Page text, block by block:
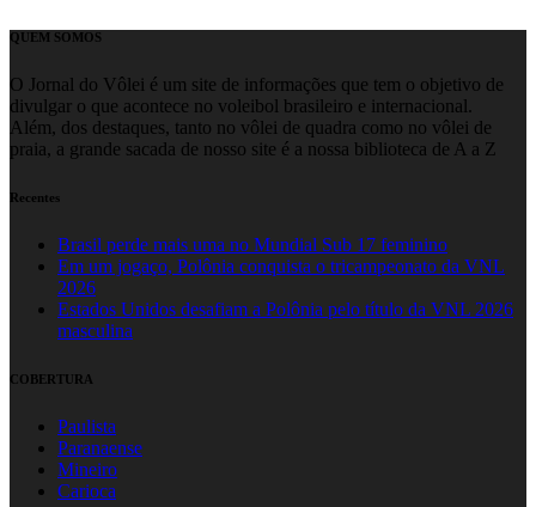
QUEM SOMOS
O Jornal do Vôlei é um site de informações que tem o objetivo de
divulgar o que acontece no voleibol brasileiro e internacional.
Além, dos destaques, tanto no vôlei de quadra como no vôlei de
praia, a grande sacada de nosso site é a nossa biblioteca de A a Z
Recentes
Brasil perde mais uma no Mundial Sub 17 feminino
Em um jogaço, Polônia conquista o tricampeonato da VNL
2026
Estados Unidos desafiam a Polônia pelo título da VNL 2026
masculina
COBERTURA
Paulista
Paranaense
Mineiro
Carioca